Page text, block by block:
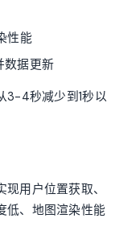
性能
数据更新
3-4秒减少到1秒以
用户位置获取、
低、地图渲染性能